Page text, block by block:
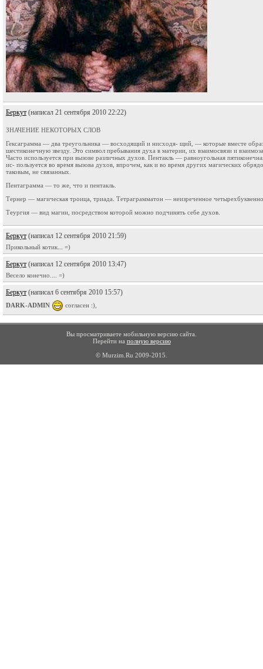
Беркут (написал 21 сентября 2010 22:22)
ЗНАЧЕНИЕ НЕКОТОРЫХ СЛОВ
Гексаграмма — два треугольника — восходящий и нисходя- щий, — которые вместе
шестиконечную звезду. Это символ пребывания духа в материи, их взаимосвязи и
Часто используется при вызове различных духов. Пентакль — равноугольная
ис- пользуется во время вызова духов, впрочем, как и во время других магических
таковым, не связанных.
Пентаграмма — то же, что и пентакль.
Тернер — магическая троица, триада. Тетраграмматон — неизреченное
Теургия — вид магии, посредством которой можно подчинять себе духов.
Беркут (написал 12 сентября 2010 21:59)
Прикольный котик... =)
Беркут (написал 12 сентября 2010 13:47)
Весело конечно.... =)
Беркут (написал 6 сентября 2010 15:57)
DARK-ADMIN согласен :),
Вы просматриваете мобильную версию сайта.
Перейти на полную версию
© Murzim.Ru 2009-2015.